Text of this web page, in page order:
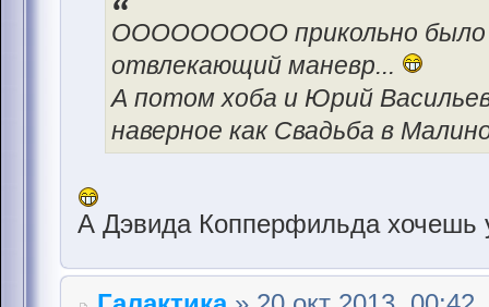
ООООООООО прикольно было
отвлекающий маневр...
А потом хоба и Юрий
наверное как Свадьба в
А Дэвида Копперфильда хочешь